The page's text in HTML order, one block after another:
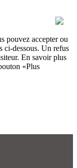
pouvez accepter ou
ci-dessous. Un refus
En savoir plus
«Plus